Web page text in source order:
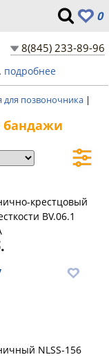
0
8(845) 233-89-96
подробнее
для позвоночника |
бандажи
крестцовый
BV.06.1
NLSS-156